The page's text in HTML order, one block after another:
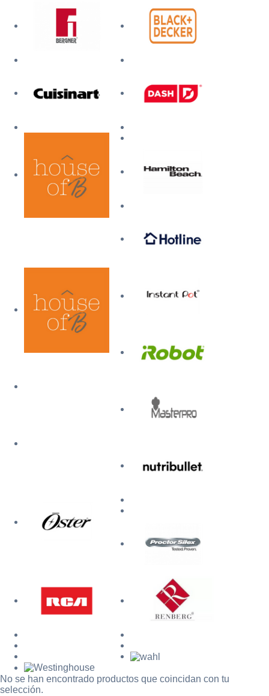
Mi cuenta
No se han encontrado productos que coincidan con tu
selección.